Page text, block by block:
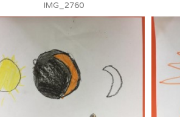
IMG_2760